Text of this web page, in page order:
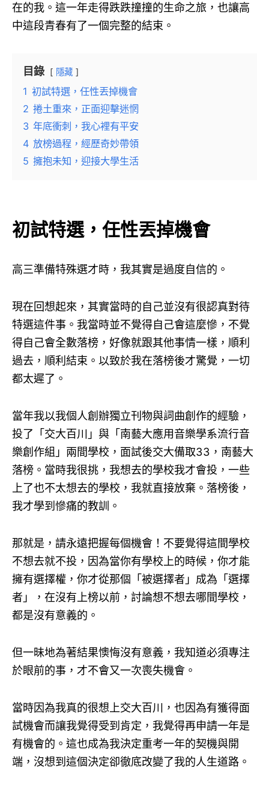
在的我。這一年走得跌跌撞撞的生命之旅，也讓高
中這段青春有了一個完整的結束。
目錄 隱藏
1 初試特選，任性丟掉機會
2 捲土重來，正面迎擊迷惘
3 年底衝刺，我心裡有平安
4 放榜過程，經歷奇妙帶領
5 擁抱未知，迎接大學生活
初試特選，任性丟掉機會
高三準備特殊選才時，我其實是過度自信的。
現在回想起來，其實當時的自己並沒有很認真對待
特選這件事。我當時並不覺得自己會這麼慘，不覺
得自己會全數落榜，好像就跟其他事情一樣，順利
過去，順利結束。以致於我在落榜後才驚覺，一切
都太遲了。
當年我以我個人創辦獨立刊物與詞曲創作的經驗，
投了「交大百川」與「南藝大應用音樂學系流行音
樂創作組」兩間學校，面試後交大備取33，南藝大
落榜。當時我很挑，我想去的學校我才會投，一些
上了也不太想去的學校，我就直接放棄。落榜後，
我才學到慘痛的教訓。
那就是，請永遠把握每個機會！不要覺得這間學校
不想去就不投，因為當你有學校上的時候，你才能
擁有選擇權，你才從那個「被選擇者」成為「選擇
者」，在沒有上榜以前，討論想不想去哪間學校，
都是沒有意義的。
但一昧地為著結果懊悔沒有意義，我知道必須專注
於眼前的事，才不會又一次喪失機會。
當時因為我真的很想上交大百川，也因為有獲得面
試機會而讓我覺得受到肯定，我覺得再申請一年是
有機會的。這也成為我決定重考一年的契機與開
端，沒想到這個決定卻徹底改變了我的人生道路。